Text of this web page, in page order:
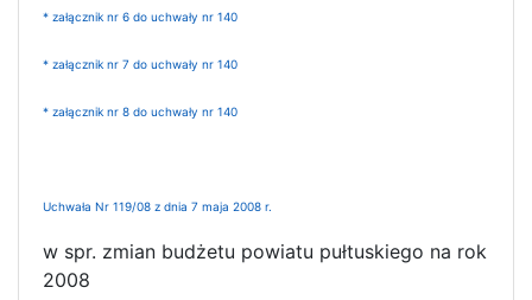
* załącznik nr 6 do uchwały nr 140
* załącznik nr 7 do uchwały nr 140
* załącznik nr 8 do uchwały nr 140
Uchwała Nr 119/08 z dnia 7 maja 2008 r.
w spr. zmian budżetu powiatu pułtuskiego na rok
2008